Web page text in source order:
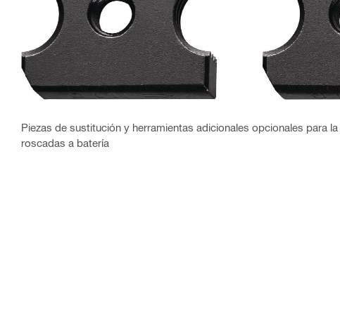
Piezas de sustitución y herramientas adicionales opcionales para
roscadas a batería